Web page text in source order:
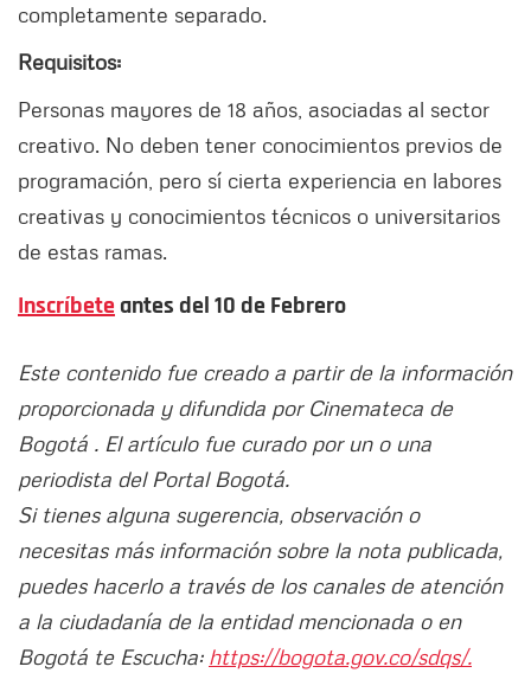
completamente separado.
Requisitos:
Personas mayores de 18 años, asociadas al sector
creativo. No deben tener conocimientos previos de
programación, pero sí cierta experiencia en labores
creativas y conocimientos técnicos o universitarios
de estas ramas.
Inscríbete antes del 10 de Febrero
Este contenido fue creado a partir de la información
proporcionada y difundida por Cinemateca de
Bogotá . El artículo fue curado por un o una
periodista del Portal Bogotá.
Si tienes alguna sugerencia, observación o
necesitas más información sobre la nota publicada,
puedes hacerlo a través de los canales de atención
a la ciudadanía de la entidad mencionada o en
Bogotá te Escucha: https://bogota.gov.co/sdqs/.